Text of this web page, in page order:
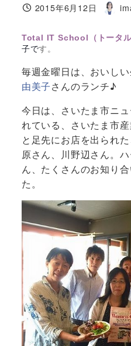
投稿日2015年6月12日
著
Total IT School（トータ
子です。
毎週金曜日は、おいし
由美子さんのランチ♪
今日は、さいたま市ニ
れている、さいたま市
と足先にお店を出られ
原さん、川野辺さん。
ん、たくさんのお知り
た。